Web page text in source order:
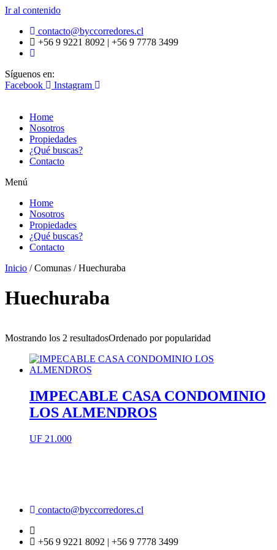
Ir al contenido
contacto@byccorredores.cl
+56 9 9221 8092 | +56 9 7778 3499
Síguenos en:
Facebook
Instagram
Home
Nosotros
Propiedades
¿Qué buscas?
Contacto
Menú
Home
Nosotros
Propiedades
¿Qué buscas?
Contacto
Inicio / Comunas / Huechuraba
Huechuraba
Mostrando los 2 resultadosOrdenado por popularidad
IMPECABLE CASA CONDOMINIO
LOS ALMENDROS
UF 21.000
contacto@byccorredores.cl
+56 9 9221 8092 | +56 9 7778 3499